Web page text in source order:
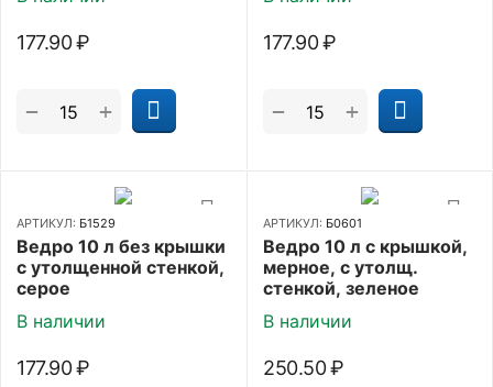
177.90₽
+
−
177.90₽
+
−
АРТИКУЛ: Б1529
Ведро 10 л без крышки
с утолщенной стенкой,
серое
В наличии
177.90₽
АРТИКУЛ: Б0601
Ведро 10 л с крышкой,
мерное, с утолщ.
стенкой, зеленое
В наличии
250.50₽